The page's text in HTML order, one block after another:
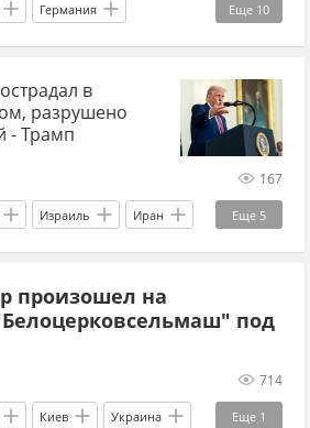
Еще 10
Германия
ВВС
авиация в
разрушено
- Трамп
167
Еще 5
Израиль Иран
Ближний Восток
произошел на
под
714
Еще 1
Киев Украина